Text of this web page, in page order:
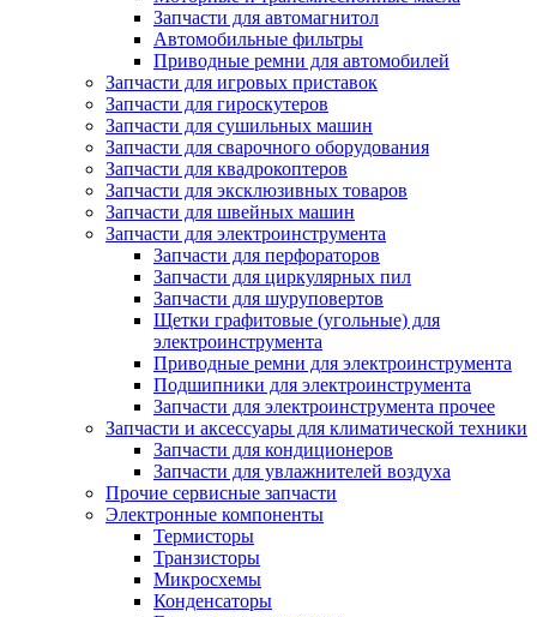
Запчасти для автомагнитол
Автомобильные фильтры
Приводные ремни для автомобилей
Запчасти для игровых приставок
Запчасти для гироскутеров
Запчасти для сушильных машин
Запчасти для сварочного оборудования
Запчасти для квадрокоптеров
Запчасти для эксклюзивных товаров
Запчасти для швейных машин
Запчасти для электроинструмента
Запчасти для перфораторов
Запчасти для циркулярных пил
Запчасти для шуруповертов
Щетки графитовые (угольные) для
электроинструмента
Приводные ремни для электроинструмента
Подшипники для электроинструмента
Запчасти для электроинструмента прочее
Запчасти и аксессуары для климатической техники
Запчасти для кондиционеров
Запчасти для увлажнителей воздуха
Прочие сервисные запчасти
Электронные компоненты
Термисторы
Транзисторы
Микросхемы
Конденсаторы